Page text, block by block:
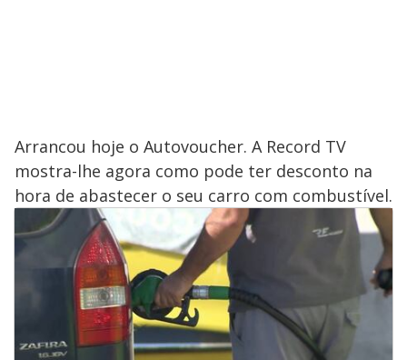
Arrancou hoje o Autovoucher. A Record TV
mostra-lhe agora como pode ter desconto na
hora de abastecer o seu carro com combustível.